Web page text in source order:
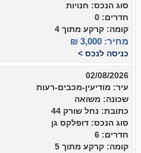
סוג הנכס: חנויות
חדרים: 0
קומה: קרקע מתוך 4
מחיר: 3,000 ₪
כניסה לנכס >
02/08/2026
עיר: מודיעין-מכבים-רעות
שכונה: משואה
כתובת: נחל שורק 44
סוג הנכס: דופלקס גן
חדרים: 6
קומה: קרקע מתוך 5